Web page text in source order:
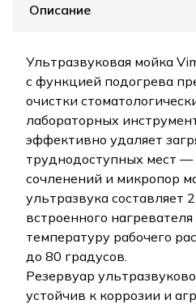
Описание
Ультразвуковая мойка
с функцией подогрева
очистки
лабораторных
эффективно удаляет
труднодоступных мест —
сочленений и микропор
ультразвука составляет
встроенного
температуру рабочего
до 80 градусов.
Резервуар
устойчив к коррозии и